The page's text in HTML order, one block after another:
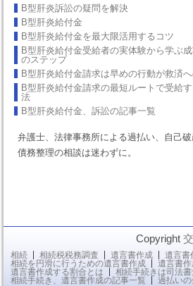
B型肝炎訴訟の疑問を解決
B型肝炎給付金
B型肝炎給付金を最大限活用するコツ
B型肝炎給付金受給者の実体験から学ぶ
のステップ
B型肝炎給付金請求は早めの行動が救済
B型肝炎給付金請求の最短ルートで受給
法
B型肝炎給付金、訴訟の記事一覧
弁護士、法律事務所による過払い、自己破
債務整理の相談は迷わずに。
Copyright
相続 相続税税務調査 遺言書作成 遺言書
相続を円滑に行うための遺言書作成
遺言書
遺言書作成する割合とは
相続手続きは司法
相続手続き、遺言書作成の記事一覧
過払い